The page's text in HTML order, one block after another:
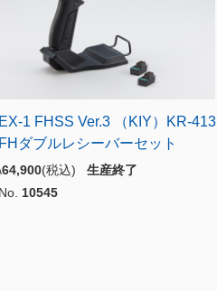
EX-1 FHSS Ver.3 （KIY）KR-413
FHダブルレシーバーセット
64,900(税込) 生産終了
No. 10545